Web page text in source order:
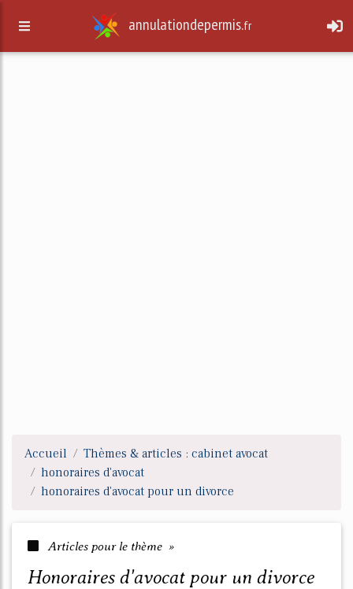
annulationdepermis.fr
Accueil
Thèmes & articles : cabinet avocat
honoraires d'avocat
honoraires d'avocat pour un divorce
Articles pour le thème »
honoraires d'avocat pour un divorce